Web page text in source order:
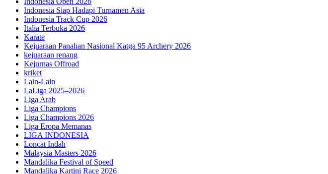
Indonesia Siap Hadapi Turnamen Asia
Indonesia Track Cup 2026
Italia Terbuka 2026
Karate
Kejuaraan Panahan Nasional Katga 95 Archery 2026
kejuaraan renang
Kejurnas Offroad
kriket
Lain-Lain
LaLiga 2025–2026
Liga Arab
Liga Champions
Liga Champions 2026
Liga Eropa Memanas
LIGA INDONESIA
Loncat Indah
Malaysia Masters 2026
Mandalika Festival of Speed
Mandalika Kartini Race 2026